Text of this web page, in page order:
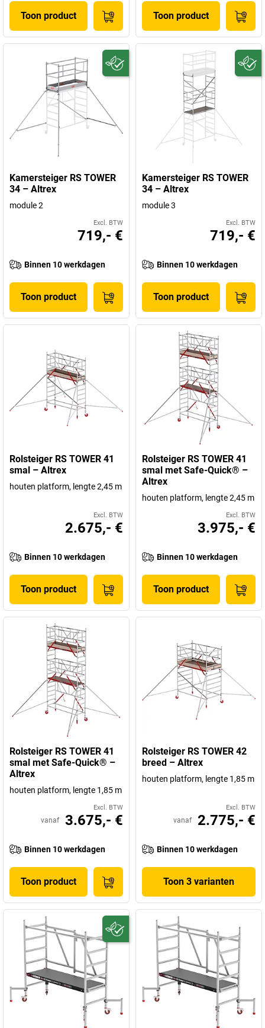
Toon product Toon product
Kamersteiger RS TOWER
34 – Altrex
module 2
Excl. BTW
719,- €
Binnen 10 werkdagen
Toon product
Kamersteiger RS TOWER
34 – Altrex
module 3
Excl. BTW
719,- €
Binnen 10 werkdagen
Toon product
Rolsteiger RS TOWER 41
smal – Altrex
houten platform, lengte 2,45 m
Excl. BTW
2.675,- €
Binnen 10 werkdagen
Toon product
Rolsteiger RS TOWER 41
smal met Safe-Quick® –
Altrex
houten platform, lengte 2,45 m
Excl. BTW
3.975,- €
Binnen 10 werkdagen
Toon product
Rolsteiger RS TOWER 41
smal met Safe-Quick® –
Altrex
houten platform, lengte 1,85 m
Excl. BTW
vanaf 3.675,- €
Binnen 10 werkdagen
Toon product
Rolsteiger RS TOWER 42
breed – Altrex
houten platform, lengte 1,85 m
Excl. BTW
vanaf 2.775,- €
Binnen 10 werkdagen
Toon 3 varianten